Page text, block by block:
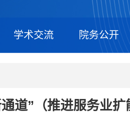
学术交流 院务公开
道”（推进服务业扩